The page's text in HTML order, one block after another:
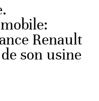
Renault
son usine